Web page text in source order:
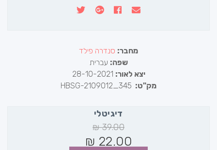
מחבר: סנדרה פילד
שפה: עברית
יצא לאור:
מק"ט:
דיגיטלי
39.00
₪
22.00
₪